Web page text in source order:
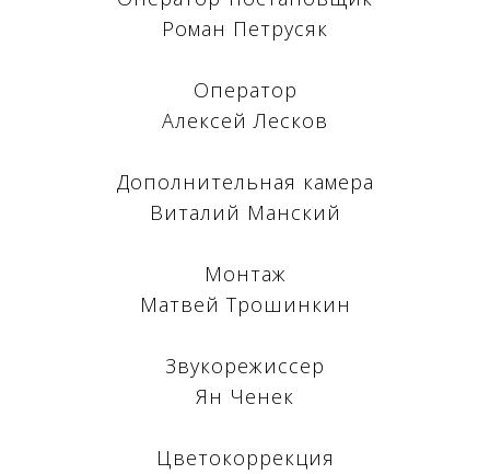
Роман Петрусяк
Оператор
Алексей Лесков
Дополнительная камера
Виталий Манский
Монтаж
Матвей Трошинкин
Звукорежиссер
Ян Ченек
Цветокоррекция